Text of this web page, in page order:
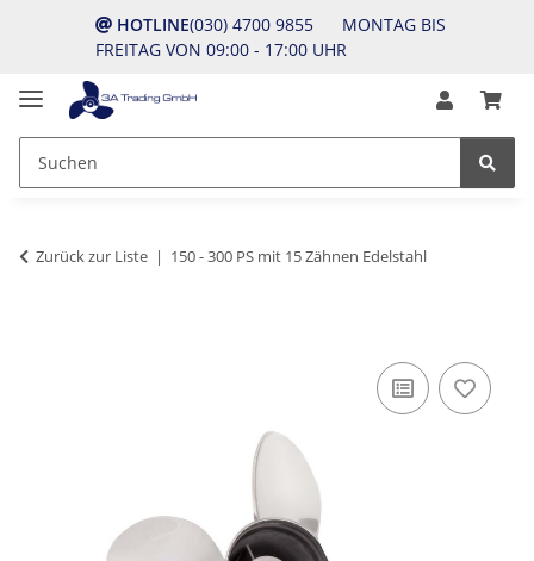
HOTLINE(030) 4700 9855 MONTAG BIS
FREITAG VON 09:00 - 17:00 UHR
Zurück zur Liste 150 - 300 PS mit 15 Zähnen Edelstahl